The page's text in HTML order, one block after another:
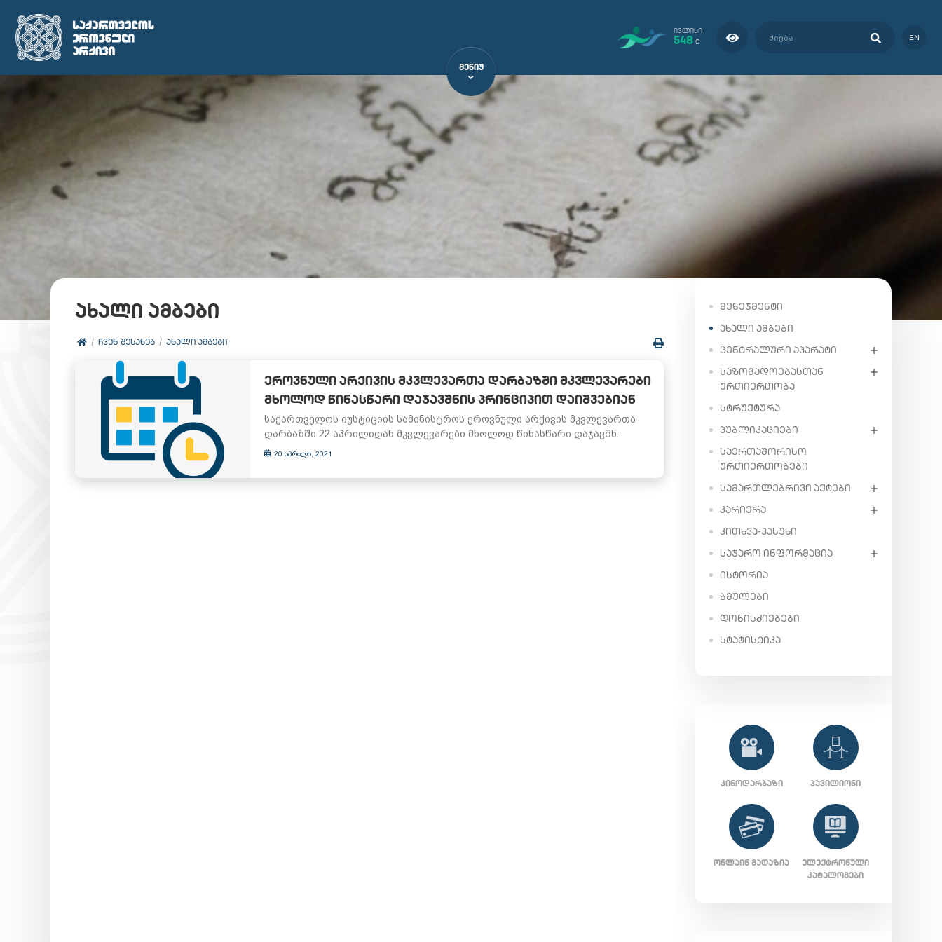
ᲘᲕᲚᲘᲡᲘ
548 ₾ EN
ᲛᲔᲜᲘᲣ
ახალი ამბები
ᲩᲕᲔᲜ ᲨᲔᲡᲐᲮᲔᲑ ᲐᲮᲐᲚᲘ ᲐᲛᲑᲔᲑᲘ
ᲔᲠᲝᲕᲜᲣᲚᲘ ᲐᲠᲥᲘᲕᲘᲡ ᲛᲙᲕᲚᲔᲕᲐᲠᲗᲐ ᲓᲐᲠᲑᲐᲖᲨᲘ ᲛᲙᲕᲚᲔᲕᲐᲠᲔᲑᲘ
ᲛᲮᲝᲚᲝᲓ ᲬᲘᲜᲐᲡᲬᲐᲠᲘ ᲓᲐᲯᲐᲕᲨᲜᲘᲡ ᲞᲠᲘᲜᲪᲘᲞᲘᲗ ᲓᲐᲘᲨᲕᲔᲑᲘᲐᲜ
საქართველოს იუსტიციის სამინისტროს ეროვნული არქივის მკვლევართა
დარბაზში 22 აპრილიდან მკვლევარები მხოლოდ წინასწარი დაჯავშნ...
20 აპრილი, 2021
ᲛᲔᲜᲔᲯᲛᲔᲜᲢᲘ
ᲐᲮᲐᲚᲘ ᲐᲛᲑᲔᲑᲘ
ᲪᲔᲜᲢᲠᲐᲚᲣᲠᲘ ᲐᲞᲐᲠᲐᲢᲘ
ᲡᲐᲖᲝᲒᲐᲓᲝᲔᲑᲐᲡᲗᲐᲜ
ᲣᲠᲗᲘᲔᲠᲗᲝᲑᲐ
ᲡᲢᲠᲣᲥᲢᲣᲠᲐ
ᲞᲣᲑᲚᲘᲙᲐᲪᲘᲔᲑᲘ
ᲡᲐᲔᲠᲗᲐᲨᲝᲠᲘᲡᲝ
ᲣᲠᲗᲘᲔᲠᲗᲝᲑᲔᲑᲘ
ᲡᲐᲛᲐᲠᲗᲚᲔᲑᲠᲘᲕᲘ ᲐᲥᲢᲔᲑᲘ
ᲙᲐᲠᲘᲔᲠᲐ
ᲙᲘᲗᲮᲕᲐ-ᲞᲐᲡᲣᲮᲘ
ᲡᲐᲯᲐᲠᲝ ᲘᲜᲤᲝᲠᲛᲐᲪᲘᲐ
ᲘᲡᲢᲝᲠᲘᲐ
ᲑᲛᲣᲚᲔᲑᲘ
ᲦᲝᲜᲘᲡᲫᲘᲔᲑᲔᲑᲘ
ᲡᲢᲐᲢᲘᲡᲢᲘᲙᲐ
ᲙᲘᲜᲝᲓᲐᲠᲑᲐᲖᲘ ᲞᲐᲕᲘᲚᲘᲝᲜᲘ
ᲝᲜᲚᲐᲘᲜ ᲛᲐᲦᲐᲖᲘᲐ
ᲔᲚᲔᲥᲢᲠᲝᲜᲣᲚᲘ
ᲙᲐᲢᲐᲚᲝᲒᲔᲑᲘ